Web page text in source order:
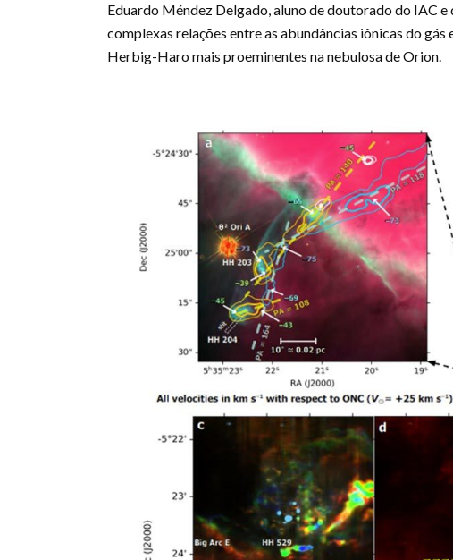
Eduardo Méndez Delgado, aluno de doutorado do IAC e
complexas relações entre as abundâncias iônicas do
Herbig-Haro mais proeminentes na nebulosa de Orion.